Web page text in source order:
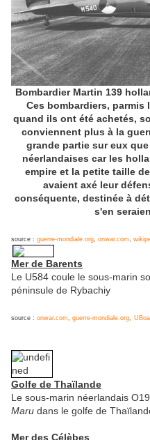
Bombardier Martin 139
Ces bombardiers, parmis
quand ils ont été achetés,
conviennent plus à la
grande partie sur eux
néerlandaises car les
empire et la petite taille
avaient axé leur
conséquente, destinée à
s'en
source : guerre-mondiale.org, onwar.com,
Mer de Barents
Le U584 coule le sous-marin
péninsule de Rybachiy
source : onwar.com, guerre-mondiale.org,
Golfe de Thaïlande
Le sous-marin néerlandais
Maru dans le golfe de
Mer des Célèbes